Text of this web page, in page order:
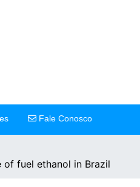
Fale Conosco
of fuel ethanol in Brazil